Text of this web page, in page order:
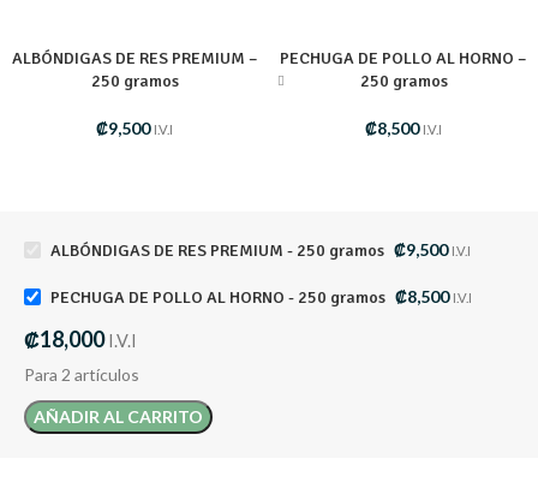
ALBÓNDIGAS DE RES PREMIUM –
250 gramos
₡9,500 I.V.I
PECHUGA DE POLLO AL HORNO –
250 gramos
₡8,500 I.V.I
ALBÓNDIGAS DE RES PREMIUM - 250 gramos ₡9,500 I.V.I
PECHUGA DE POLLO AL HORNO - 250 gramos ₡8,500 I.V.I
₡18,000 I.V.I
Para 2 artículos
AÑADIR AL CARRITO